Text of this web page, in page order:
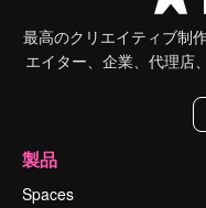
最高のクリエイティブ制
エイター、企業、代理店
製品
Spaces